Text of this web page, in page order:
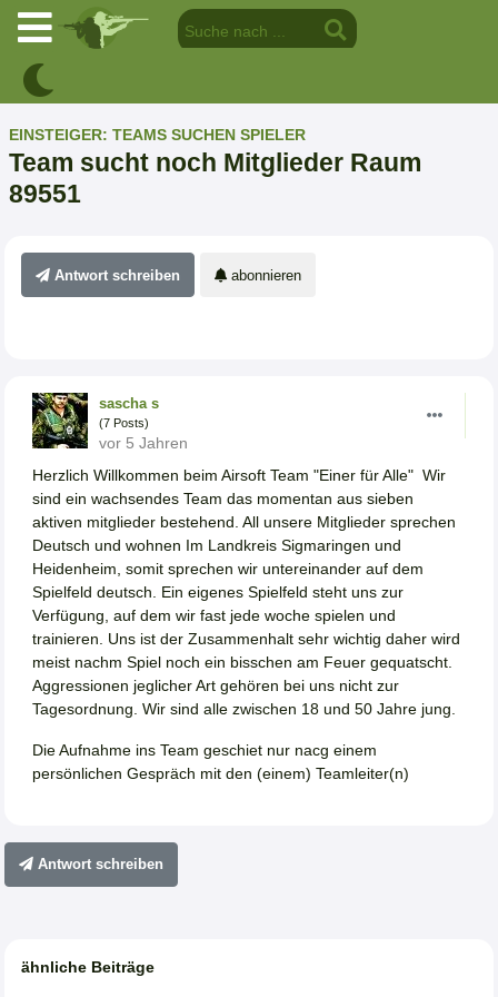
EINSTEIGER: TEAMS SUCHEN SPIELER
Team sucht noch Mitglieder Raum
89551
Antwort schreiben abonnieren
sascha s
(7 Posts)
vor 5 Jahren
Herzlich Willkommen beim Airsoft Team "Einer für Alle" Wir
sind ein wachsendes Team das momentan aus sieben
aktiven mitglieder bestehend. All unsere Mitglieder sprechen
Deutsch und wohnen Im Landkreis Sigmaringen und
Heidenheim, somit sprechen wir untereinander auf dem
Spielfeld deutsch. Ein eigenes Spielfeld steht uns zur
Verfügung, auf dem wir fast jede woche spielen und
trainieren. Uns ist der Zusammenhalt sehr wichtig daher wird
meist nachm Spiel noch ein bisschen am Feuer gequatscht.
Aggressionen jeglicher Art gehören bei uns nicht zur
Tagesordnung. Wir sind alle zwischen 18 und 50 Jahre jung.
Die Aufnahme ins Team geschiet nur nacg einem
persönlichen Gespräch mit den (einem) Teamleiter(n)
Antwort schreiben
ähnliche Beiträge